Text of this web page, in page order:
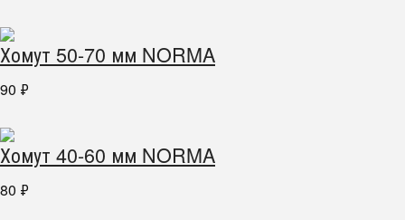
Хомут 50-70 мм NORMA
90 ₽
Хомут 40-60 мм NORMA
80 ₽